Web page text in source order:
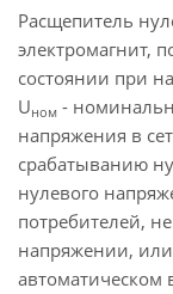
Расщепитель
электромагнит,
состоянии при
Uном -
напряжения в
срабатыванию
нулевого
потребителей,
напряжении,
автоматическом